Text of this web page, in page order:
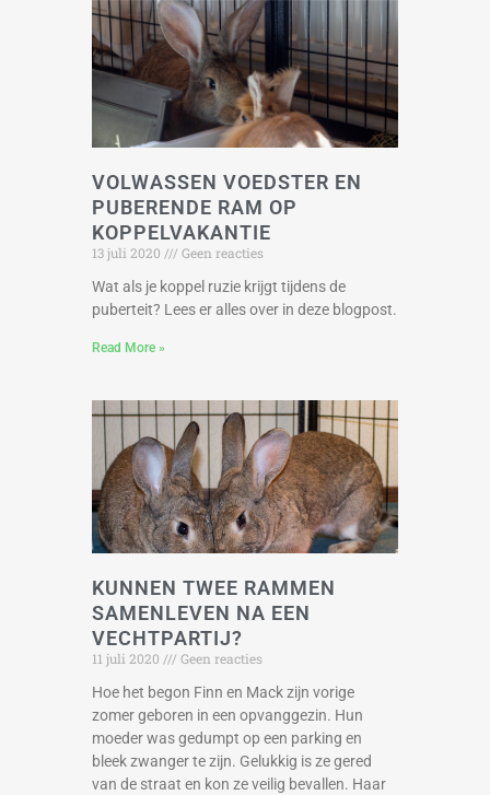
VOLWASSEN VOEDSTER EN
PUBERENDE RAM OP
KOPPELVAKANTIE
13 juli 2020
Geen reacties
Wat als je koppel ruzie krijgt tijdens de
puberteit? Lees er alles over in deze blogpost.
Read More »
KUNNEN TWEE RAMMEN
SAMENLEVEN NA EEN
VECHTPARTIJ?
11 juli 2020
Geen reacties
Hoe het begon Finn en Mack zijn vorige
zomer geboren in een opvanggezin. Hun
moeder was gedumpt op een parking en
bleek zwanger te zijn. Gelukkig is ze gered
van de straat en kon ze veilig bevallen. Haar